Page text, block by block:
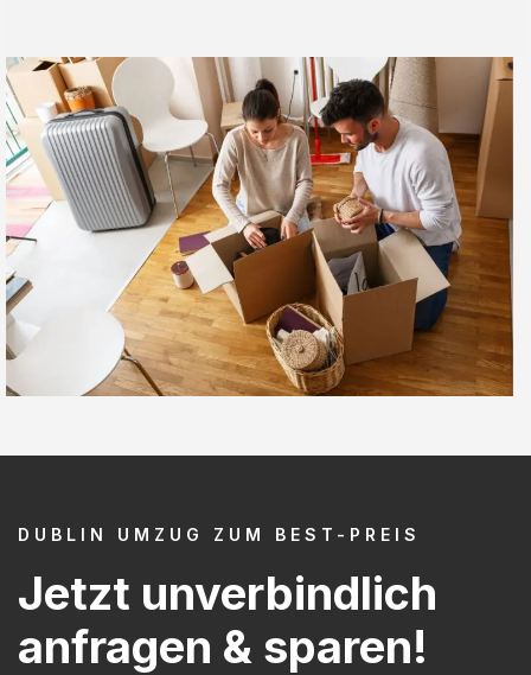
DUBLIN UMZUG ZUM BEST-PREIS
Jetzt unverbindlich
anfragen & sparen!